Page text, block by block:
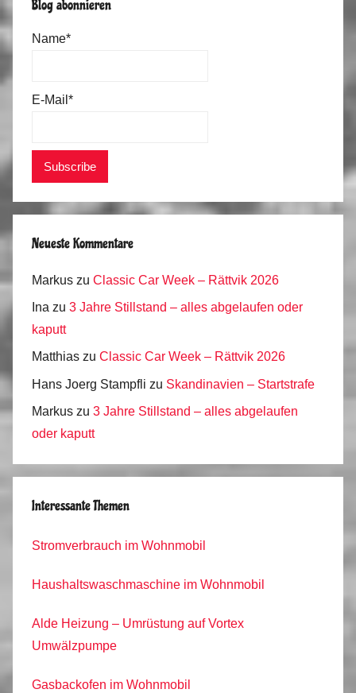
Blog abonnieren
Name*
E-Mail*
Neueste Kommentare
Markus zu Classic Car Week – Rättvik 2026
Ina zu 3 Jahre Stillstand – alles abgelaufen oder
kaputt
Matthias zu Classic Car Week – Rättvik 2026
Hans Joerg Stampfli zu Skandinavien – Startstrafe
Markus zu 3 Jahre Stillstand – alles abgelaufen
oder kaputt
Interessante Themen
Stromverbrauch im Wohnmobil
Haushaltswaschmaschine im Wohnmobil
Alde Heizung – Umrüstung auf Vortex
Umwälzpumpe
Gasbackofen im Wohnmobil